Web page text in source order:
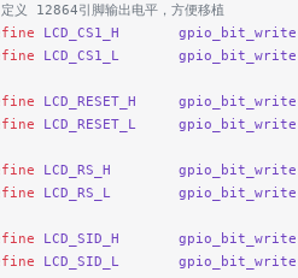
义 12864引脚输出电平，方便移植
LCD_CS1_H
       gpio_bit_write
LCD_CS1_L
       gpio_bit_write
LCD_RESET_H
     gpio_bit_write
LCD_RESET_L
     gpio_bit_write
LCD_RS_H
        gpio_bit_write
LCD_RS_L
        gpio_bit_write
LCD_SID_H
       gpio_bit_write
LCD_SID_L
       gpio_bit_write